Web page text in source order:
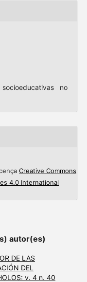
no
Creative Commons
4.0 International
autor(es)
DE LAS
DEL
v. 4 n. 40